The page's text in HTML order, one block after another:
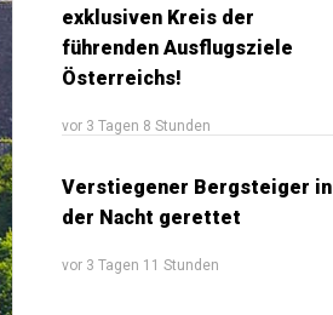
exklusiven Kreis der
führenden Ausflugsziele
Österreichs!
vor 3 Tagen 8 Stunden
Verstiegener Bergsteiger in
der Nacht gerettet
vor 3 Tagen 11 Stunden